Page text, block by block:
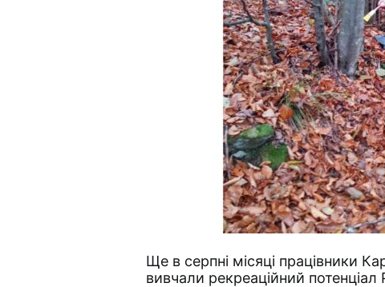
Ще в серпні місяці працівники
вивчали рекреаційний